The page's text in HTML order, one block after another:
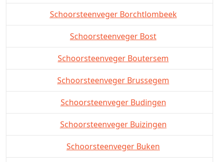
Schoorsteenveger Borchtlombeek
Schoorsteenveger Bost
Schoorsteenveger Boutersem
Schoorsteenveger Brussegem
Schoorsteenveger Budingen
Schoorsteenveger Buizingen
Schoorsteenveger Buken